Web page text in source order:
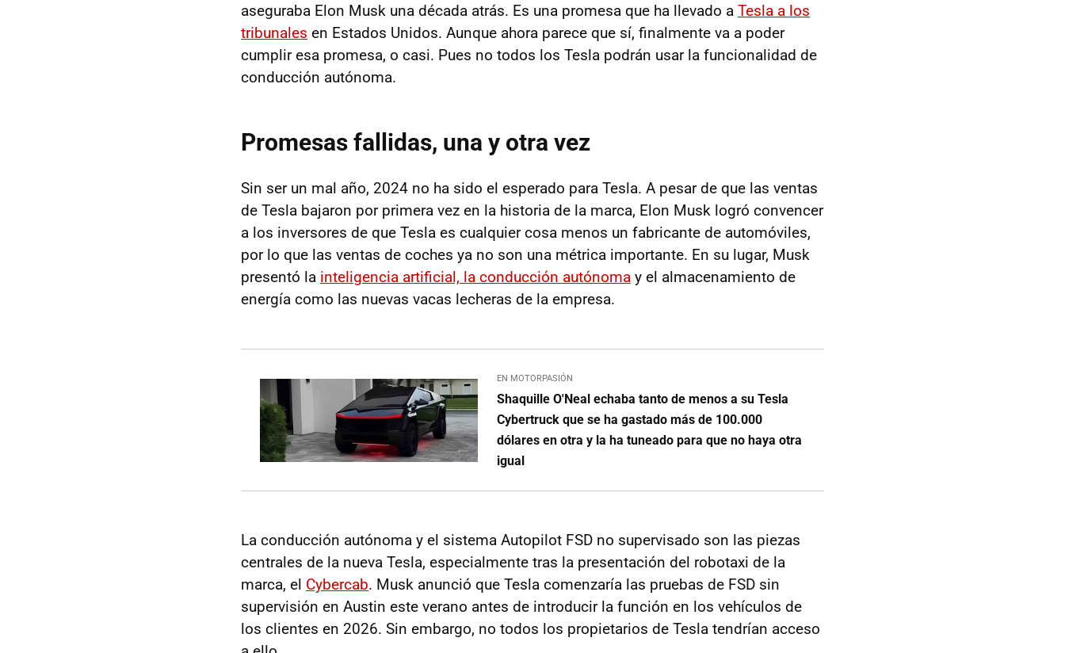
aseguraba Elon Musk una década atrás. Es una promesa que ha llevado a Tesla a los
tribunales en Estados Unidos. Aunque ahora parece que sí, finalmente va a poder
cumplir esa promesa, o casi. Pues no todos los Tesla podrán usar la funcionalidad de
conducción autónoma.
Promesas fallidas, una y otra vez
Sin ser un mal año, 2024 no ha sido el esperado para Tesla. A pesar de que las ventas
de Tesla bajaron por primera vez en la historia de la marca, Elon Musk logró convencer
a los inversores de que Tesla es cualquier cosa menos un fabricante de automóviles,
por lo que las ventas de coches ya no son una métrica importante. En su lugar, Musk
presentó la inteligencia artificial, la conducción autónoma y el almacenamiento de
energía como las nuevas vacas lecheras de la empresa.
EN MOTORPASIÓN
Shaquille O'Neal echaba tanto de menos a su Tesla
Cybertruck que se ha gastado más de 100.000
dólares en otra y la ha tuneado para que no haya otra
igual
La conducción autónoma y el sistema Autopilot FSD no supervisado son las piezas
centrales de la nueva Tesla, especialmente tras la presentación del robotaxi de la
marca, el Cybercab. Musk anunció que Tesla comenzaría las pruebas de FSD sin
supervisión en Austin este verano antes de introducir la función en los vehículos de
los clientes en 2026. Sin embargo, no todos los propietarios de Tesla tendrían acceso